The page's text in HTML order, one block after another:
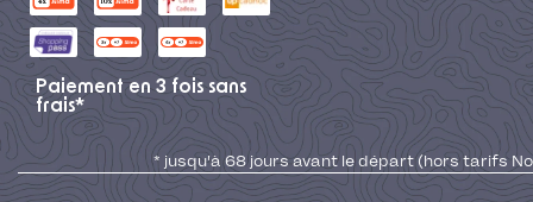
Paiement en 3 fois sans
frais*
* jusqu'à 68 jours avant le départ (hors tarifs No